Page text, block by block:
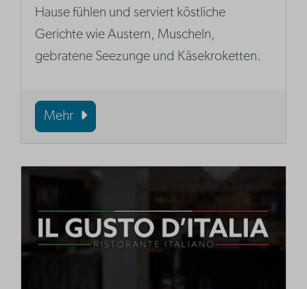
Hause fühlen und serviert köstliche
Gerichte wie Austern, Muscheln,
gebratene Seezunge und Käsekroketten.
Mehr